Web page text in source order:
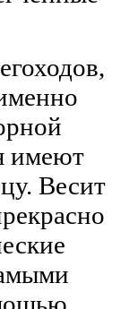
имеют
Весит